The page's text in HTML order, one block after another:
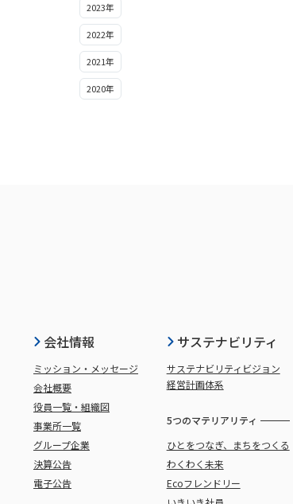
2023年
2022年
2021年
2020年
会社情報
ミッション・メッセージ
会社概要
役員一覧・組織図
事業所一覧
グループ企業
決算公告
電子公告
サステナビリティ
サステナビリティビジョン
経営計画体系
5つのマテリアリティ
ひとをつなぎ、まちをつくる
わくわく未来
Ecoフレンドリー